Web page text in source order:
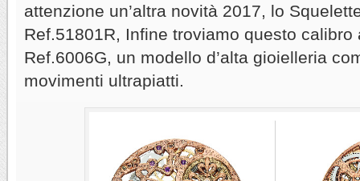
attenzione un’altra novità 2017, lo
Ref.51801R, Infine troviamo questo calibro
Ref.6006G, un modello d’alta gioielleria
movimenti ultrapiatti.